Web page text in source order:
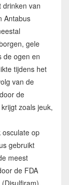
drinken van
Antabus
gele
de ogen en
tijdens het
van de
de
zoals jeuk,
op
gebruikt
meest
de FDA